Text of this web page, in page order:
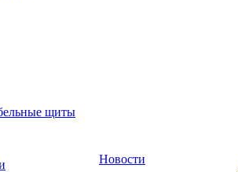
щиты
Новости